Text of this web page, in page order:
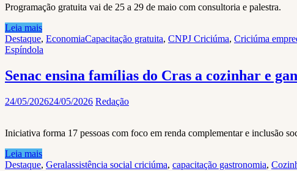
Programação gratuita vai de 25 a 29 de maio com consultoria e palestra.
Leia mais
Destaque, EconomiaCapacitação gratuita, CNPJ Criciúma, Criciúma
Espíndola
Senac ensina famílias do Cras a cozinhar e
24/05/202624/05/2026 Redação
Iniciativa forma 17 pessoas com foco em renda complementar e inclusão
Leia mais
Destaque, Geralassistência social criciúma, capacitação gastronomia,